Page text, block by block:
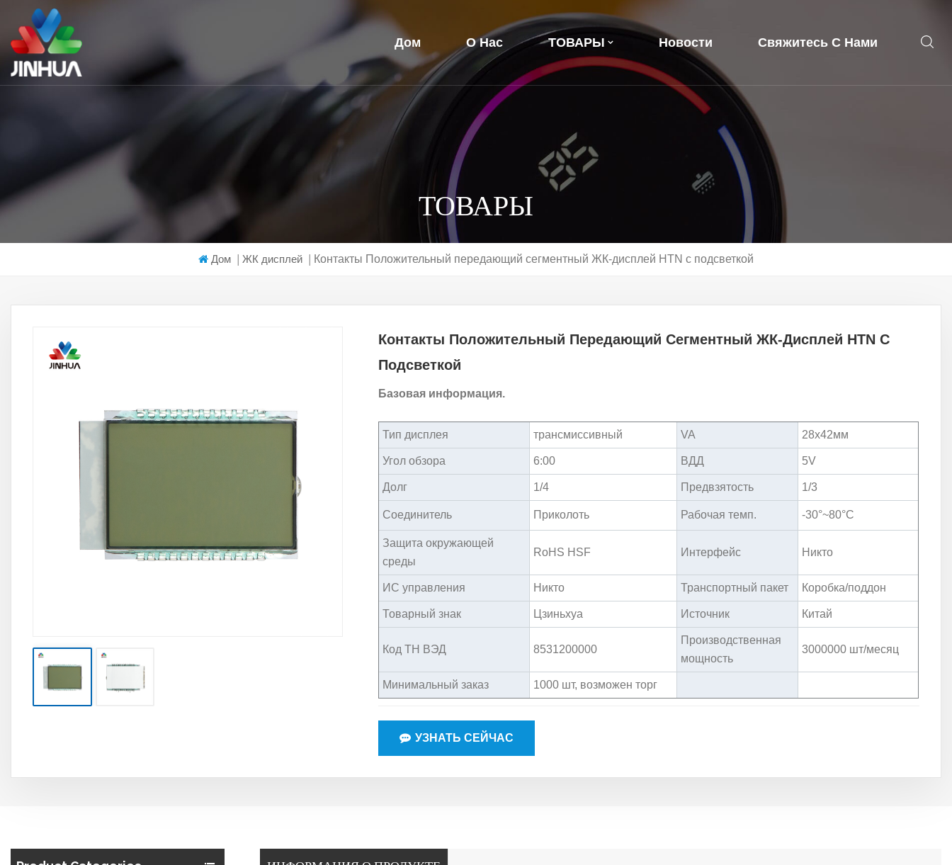
Дом О Нас ТОВАРЫ Новости Свяжитесь С Нами
ТОВАРЫ
Дом ЖК дисплей Контакты Положительный передающий сегментный ЖК-дисплей HTN с подсветкой
Контакты Положительный Передающий Сегментный ЖК-Дисплей HTN С
Подсветкой
Базовая информация.
Тип дисплея трансмиссивный VA 28x42мм
Угол обзора 6:00 ВДД 5V
Долг 1/4 Предвзятость 1/3
Соединитель Приколоть Рабочая темп. -30°~80°С
Защита окружающей
среды
RoHS HSF Интерфейс Никто
ИС управления Никто Транспортный пакет Коробка/поддон
Товарный знак Цзиньхуа Источник Китай
Код ТН ВЭД 8531200000
Производственная
мощность
3000000 шт/месяц
Минимальный заказ 1000 шт, возможен торг
УЗНАТЬ СЕЙЧАС